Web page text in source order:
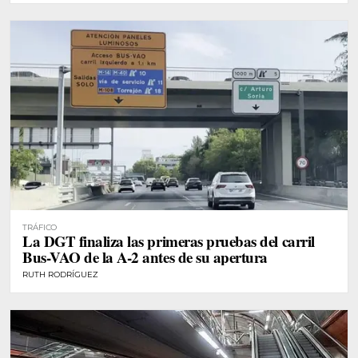
TRÁFICO
La DGT finaliza las primeras pruebas del carril
Bus-VAO de la A-2 antes de su apertura
RUTH RODRÍGUEZ